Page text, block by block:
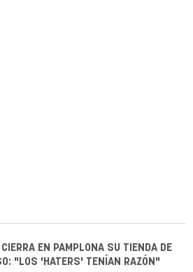
EN PAMPLONA SU TIENDA DE
"LOS 'HATERS' TENÍAN RAZÓN"